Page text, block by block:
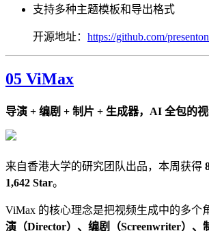
支持多种主题模板和导出格式
开源地址： https://github.com/
05 ViMax
导演 + 编剧 + 制片 + 生成器，AI 全包的
来自香港大学的研究团队出品，本周获得
1,642 Star。
ViMax 的核心理念是把视频生成中的多个
演（Director）、编剧（Screenwriter）、